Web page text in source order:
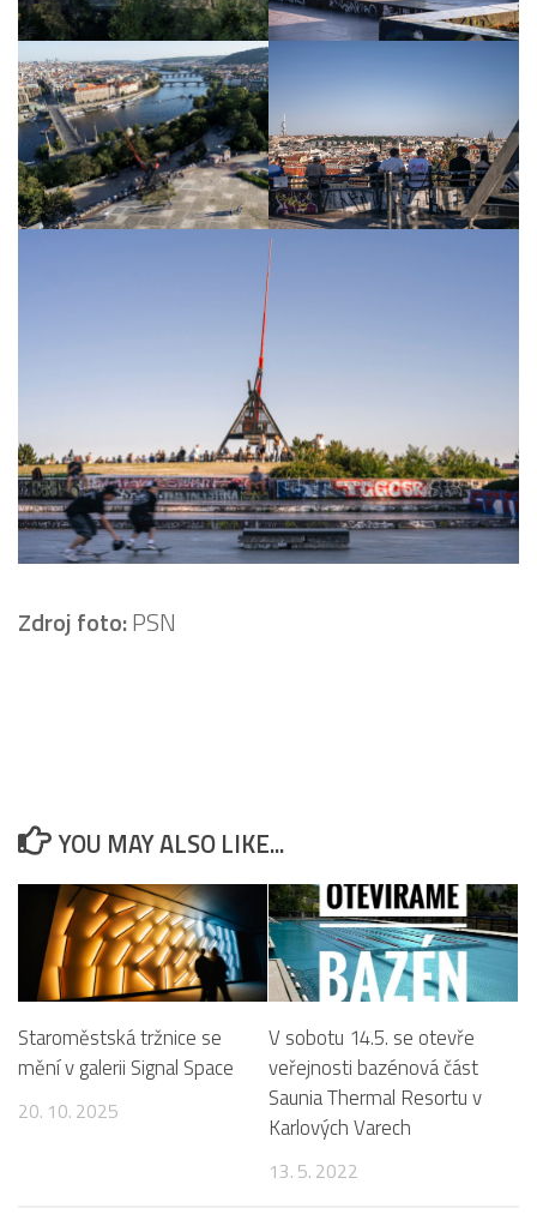
Zdroj foto:PSN
YOU MAY ALSO LIKE...
Staroměstská tržnice se
mění v galerii Signal Space
20. 10. 2025
V sobotu 14.5. se otevře
veřejnosti bazénová část
Saunia Thermal Resortu v
Karlových Varech
13. 5. 2022